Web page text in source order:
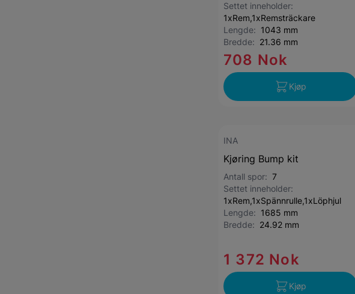
Settet inneholder:
1xRem,1xRemsträckare
Lengde: 1043 mm
Bredde: 21.36 mm
708 Nok
Kjøp
INA
Kjøring Bump kit
Antall spor: 7
Settet inneholder:
1xRem,1xSpännrulle,1xLöphjul
Lengde: 1685 mm
Bredde: 24.92 mm
1 372 Nok
Kjøp